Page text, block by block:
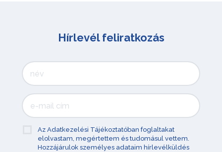
Hírlevél feliratkozás
Az Adatkezelési Tájékoztatóban foglaltakat
elolvastam, megértettem és tudomásul vettem.
Hozzájárulok személyes adataim hírlevélküldés